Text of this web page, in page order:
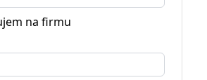
na firmu